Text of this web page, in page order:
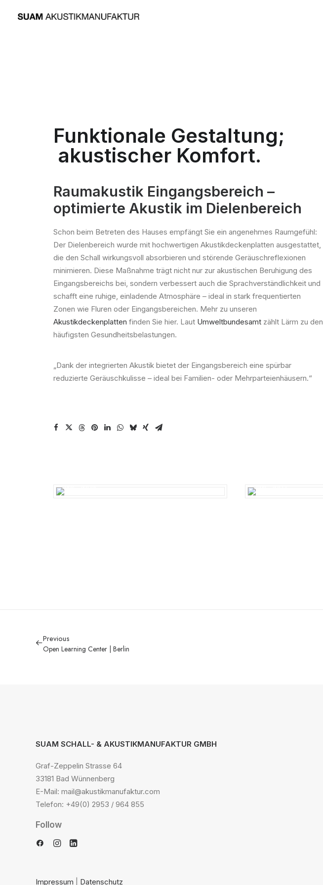
Funktionale Gestaltung;
akustischer Komfort.
Raumakustik Eingangsbereich –
optimierte Akustik im Dielenbereich
Schon beim Betreten des Hauses empfängt Sie ein angenehmes Raumgefühl:
Der Dielenbereich wurde mit hochwertigen Akustikdeckenplatten ausgestattet,
die den Schall wirkungsvoll absorbieren und störende Geräuschreflexionen
minimieren. Diese Maßnahme trägt nicht nur zur akustischen Beruhigung des
Eingangsbereichs bei, sondern verbessert auch die Sprachverständlichkeit und
schafft eine ruhige, einladende Atmosphäre – ideal in stark frequentierten
Zonen wie Fluren oder Eingangsbereichen. Mehr zu unseren
Akustikdeckenplatten finden Sie hier. Laut Umweltbundesamt zählt Lärm zu den
häufigsten Gesundheitsbelastungen.
„Dank der integrierten Akustik bietet der Eingangsbereich eine spürbar
reduzierte Geräuschkulisse – ideal bei Familien- oder Mehrparteienhäusern.“
Previous
Open Learning Center | Berlin
SUAM SCHALL- & AKUSTIKMANUFAKTUR GMBH
Graf-Zeppelin Strasse 64
33181 Bad Wünnenberg
E-Mail: mail@akustikmanufaktur.com
Telefon: +49(0) 2953 / 964 855
Follow
Impressum Datenschutz